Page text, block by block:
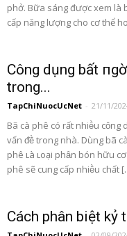
phở. Bữa sáng được xem là
cấp năng lượng cho cơ thể
Công dụng bất
trong...
TapChiNuocUcNet - 21/11/
Bã cà phê có rất nhiḕu cȏng
vấn ᵭḕ trong nhà. Dùng bã
phê ʟà ʟoại phȃn bón hữu
phê sẽ cung cấp nhiḕu chất
Cách phân biệt kỷ